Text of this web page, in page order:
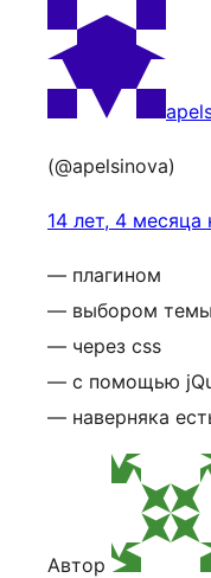
(@apelsinova)
14 лет, 4 месяца
— плагином
— выбором
— через css
— с помощью
— наверняка
Автор